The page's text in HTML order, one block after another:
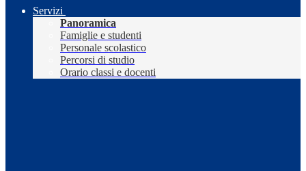
Servizi
Panoramica
Famiglie e studenti
Personale scolastico
Percorsi di studio
Orario classi e docenti